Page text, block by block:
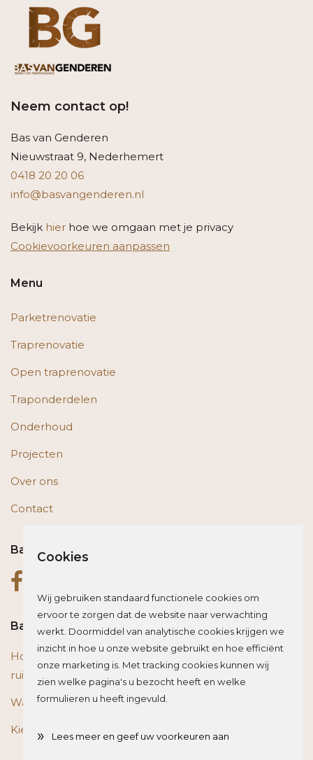
Neem contact op!
Bas van Genderen
Nieuwstraat 9, Nederhemert
0418 20 20 06
info@basvangenderen.nl
Bekijk hier hoe we omgaan met je privacy
Cookievoorkeuren aanpassen
Menu
Parketrenovatie
Traprenovatie
Open traprenovatie
Traponderdelen
Onderhoud
Projecten
Over ons
Contact
Bas op social media
Bas blogt
Houten vloer of trap renoveren? Zo beïnvloed je de
ruimte optisch
Wat is het beste materiaal voor een traprenovatie?
Kies de juiste plint voor je vloer
Cookies
Wij gebruiken standaard functionele cookies om
ervoor te zorgen dat de website naar verwachting
werkt. Doormiddel van analytische cookies krijgen we
inzicht in hoe u onze website gebruikt en hoe efficiënt
onze marketing is. Met tracking cookies kunnen wij
zien welke pagina's u bezocht heeft en welke
formulieren u heeft ingevuld.
» Lees meer en geef uw voorkeuren aan